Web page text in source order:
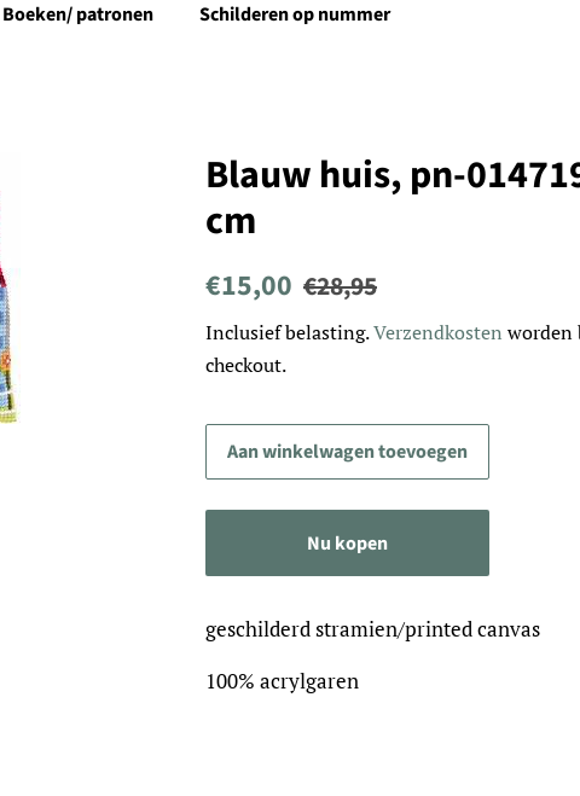
Boeken/ patronen
Schilderen op nummer
Blauw huis, pn-
cm
Normale
€15,00 Aanbiedingsprijs
€28,95
Inclusief belasting.Verzendkosten worden
checkout.
Aan winkelwagen toevoegen
Nu kopen
geschilderd stramien/printed canvas
100% acrylgaren